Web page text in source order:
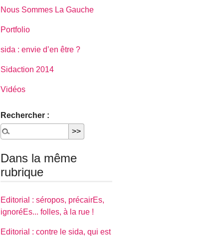
Nous Sommes La Gauche
Portfolio
sida : envie d’en être ?
Sidaction 2014
Vidéos
Rechercher :
Dans la même
rubrique
Editorial : séropos, précairEs,
ignoréEs... folles, à la rue !
Editorial : contre le sida, qui est